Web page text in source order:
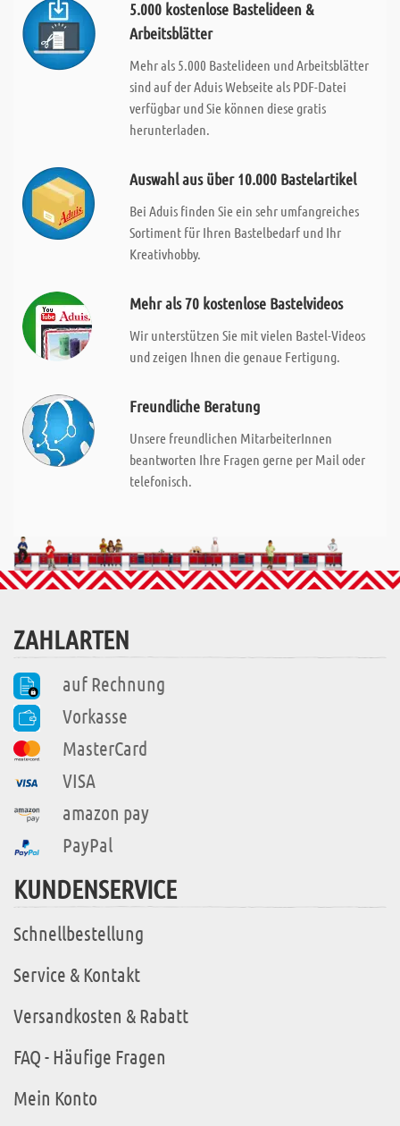
5.000 kostenlose Bastelideen &
Arbeitsblätter
Mehr als 5.000 Bastelideen und Arbeitsblätter
sind auf der Aduis Webseite als PDF-Datei
verfügbar und Sie können diese gratis
herunterladen.
Auswahl aus über 10.000 Bastelartikel
Bei Aduis finden Sie ein sehr umfangreiches
Sortiment für Ihren Bastelbedarf und Ihr
Kreativhobby.
Mehr als 70 kostenlose Bastelvideos
Wir unterstützen Sie mit vielen Bastel-Videos
und zeigen Ihnen die genaue Fertigung.
Freundliche Beratung
Unsere freundlichen MitarbeiterInnen
beantworten Ihre Fragen gerne per Mail oder
telefonisch.
ZAHLARTEN
auf Rechnung
Vorkasse
MasterCard
VISA
amazon pay
PayPal
KUNDENSERVICE
Schnellbestellung
Service & Kontakt
Versandkosten & Rabatt
FAQ - Häufige Fragen
Mein Konto